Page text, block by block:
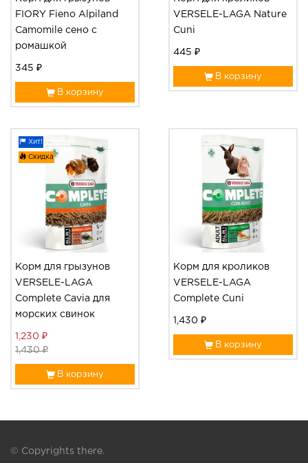
В корзину
FIORY Fieno Alpiland
Camomile сено с
ромашкой
345 ₽
В корзину
VERSELE-LAGA Nature
Cuni
445 ₽
Хит!
Скидка
В корзину
Корм для грызунов
VERSELE-LAGA
Complete Cavia для
морских свинок
1,430 ₽
1,230 ₽
В корзину
Корм для кроликов
VERSELE-LAGA
Complete Cuni
1,430 ₽
© Copyrights there.